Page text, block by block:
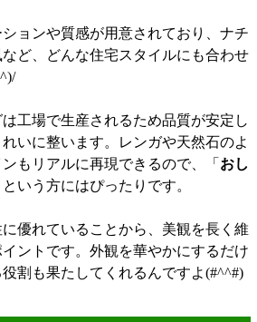
ョンや質感が用意されており、ナチ
ど、どんな住宅スタイルにも合わせ
工場で生産されるため品質が安定し
いに整います。レンガや天然石のよ
もリアルに再現できるので、「 おし
という方にはぴったりです。
優れていることから、美観を長く維
ントです。外観を華やかにするだけ
割も果たしてくれるんですよ(#^^#)